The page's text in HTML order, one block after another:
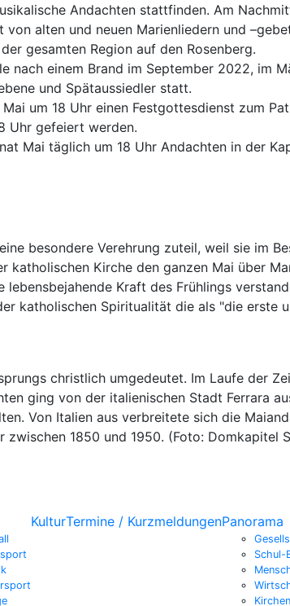
Andachten stattfinden. Am
alten und neuen Marienliedern und
gesamten Region auf den Rosenberg.
nach einem Brand im September 2022, im
und Spätaussiedler statt.
um 18 Uhr einen Festgottesdienst zum
Uhr gefeiert werden.
Mai täglich um 18 Uhr Andachten in der
besondere Verehrung zuteil, weil sie im
katholischen Kirche den ganzen Mai über
Kraft des Frühlings
katholischen Spiritualität die als "die erste
christlich umgedeutet. Im Laufe der
ging von der italienischen Stadt Ferrara
Von Italien aus verbreitete sich die
1850 und 1950. (Foto: Domkapitel
KulturTermine / KurzmeldungenPanorama
Schul-
Kirchen